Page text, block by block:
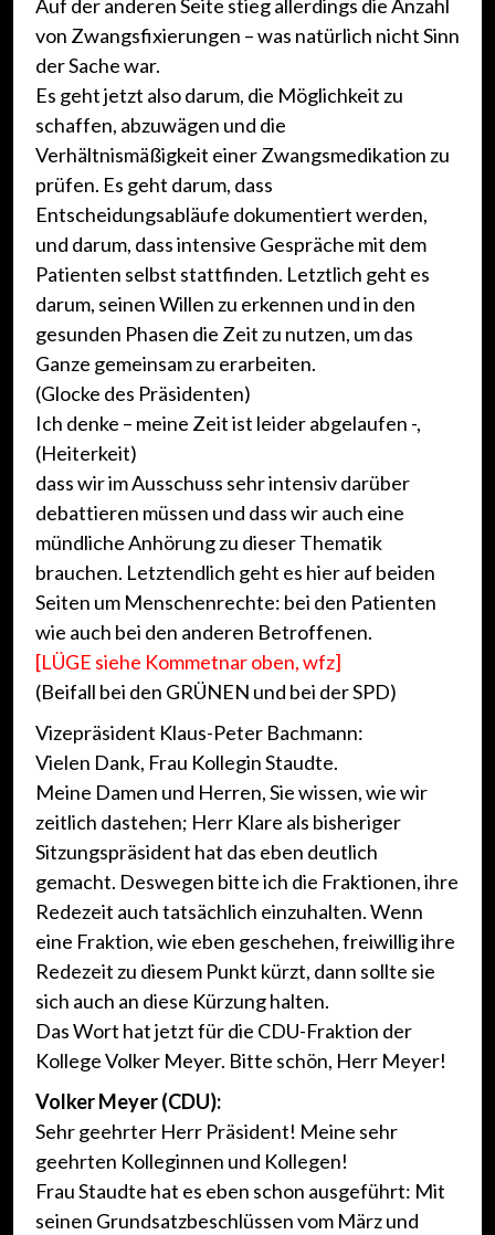
Auf der anderen Seite stieg allerdings die Anzahl
von Zwangsfixierungen – was natürlich nicht Sinn
der Sache war.
Es geht jetzt also darum, die Möglichkeit zu
schaffen, abzuwägen und die
Verhältnismäßigkeit einer Zwangsmedikation zu
prüfen. Es geht darum, dass
Entscheidungsabläufe dokumentiert werden,
und darum, dass intensive Gespräche mit dem
Patienten selbst stattfinden. Letztlich geht es
darum, seinen Willen zu erkennen und in den
gesunden Phasen die Zeit zu nutzen, um das
Ganze gemeinsam zu erarbeiten.
(Glocke des Präsidenten)
Ich denke – meine Zeit ist leider abgelaufen -,
(Heiterkeit)
dass wir im Ausschuss sehr intensiv darüber
debattieren müssen und dass wir auch eine
mündliche Anhörung zu dieser Thematik
brauchen. Letztendlich geht es hier auf beiden
Seiten um Menschenrechte: bei den Patienten
wie auch bei den anderen Betroffenen.
[LÜGE siehe Kommetnar oben, wfz]
(Beifall bei den GRÜNEN und bei der SPD)
Vizepräsident Klaus-Peter Bachmann:
Vielen Dank, Frau Kollegin Staudte.
Meine Damen und Herren, Sie wissen, wie wir
zeitlich dastehen; Herr Klare als bisheriger
Sitzungspräsident hat das eben deutlich
gemacht. Deswegen bitte ich die Fraktionen, ihre
Redezeit auch tatsächlich einzuhalten. Wenn
eine Fraktion, wie eben geschehen, freiwillig ihre
Redezeit zu diesem Punkt kürzt, dann sollte sie
sich auch an diese Kürzung halten.
Das Wort hat jetzt für die CDU-Fraktion der
Kollege Volker Meyer. Bitte schön, Herr Meyer!
Volker Meyer (CDU):
Sehr geehrter Herr Präsident! Meine sehr
geehrten Kolleginnen und Kollegen!
Frau Staudte hat es eben schon ausgeführt: Mit
seinen Grundsatzbeschlüssen vom März und